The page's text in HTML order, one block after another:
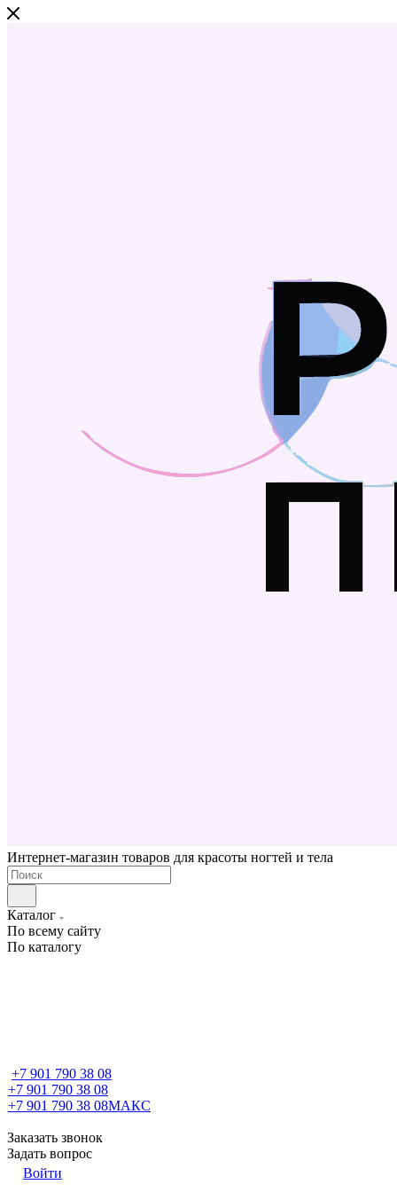
Интернет-магазин товаров для красоты ногтей и тела
Каталог
По всему сайту
По каталогу
+7 901 790 38 08
+7 901 790 38 08
+7 901 790 38 08МАКС
Заказать звонок
Задать вопрос
Войти